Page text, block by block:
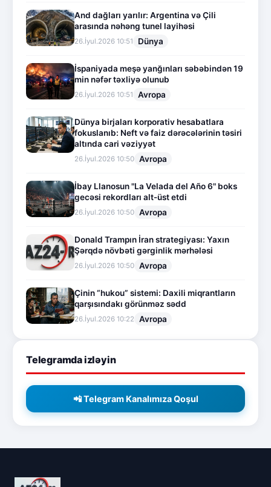
And dağları yarılır: Argentina və Çili
arasında nəhəng tunel layihəsi
26.İyul.2026 10:51 Dünya
İspaniyada meşə yanğınları səbəbindən 19
min nəfər təxliyə olunub
26.İyul.2026 10:51 Avropa
Dünya birjaları korporativ hesabatlara
fokuslanıb: Neft və faiz dərəcələrinin təsiri
altında cari vəziyyət
26.İyul.2026 10:50 Avropa
İbay Llanosun "La Velada del Año 6" boks
gecəsi rekordları alt-üst etdi
26.İyul.2026 10:50 Avropa
Donald Trampın İran strategiyası: Yaxın
Şərqdə növbəti gərginlik mərhələsi
26.İyul.2026 10:50 Avropa
Çinin “hukou” sistemi: Daxili miqrantların
qarşısındakı görünməz sədd
26.İyul.2026 10:22 Avropa
Telegramda izləyin
📲 Telegram Kanalımıza Qoşul